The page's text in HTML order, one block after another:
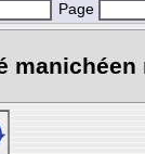
Page